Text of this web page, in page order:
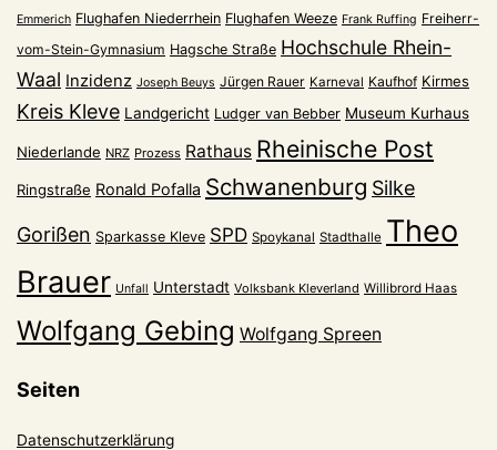
Emmerich Flughafen Niederrhein Flughafen Weeze Frank Ruffing Freiherr-
vom-Stein-Gymnasium Hagsche Straße Hochschule Rhein-
Waal Inzidenz Joseph Beuys Jürgen Rauer Karneval Kaufhof Kirmes
Kreis Kleve Landgericht Ludger van Bebber Museum Kurhaus
Niederlande NRZ Prozess Rathaus Rheinische Post
Ringstraße Ronald Pofalla Schwanenburg Silke
Gorißen Sparkasse Kleve SPD Spoykanal Stadthalle Theo
Brauer Unfall Unterstadt Volksbank Kleverland Willibrord Haas
Wolfgang Gebing Wolfgang Spreen
Seiten
Datenschutzerklärung